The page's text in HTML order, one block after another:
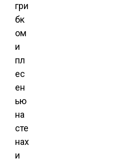
гри
бк
ом
и
пл
ес
ен
ью
на
сте
нах
и